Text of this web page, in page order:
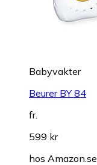
Babyvakter
Beurer BY 84
fr.
599 kr
hos Amazon.se